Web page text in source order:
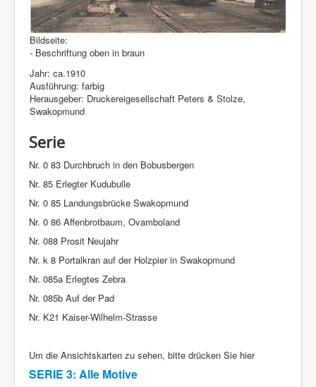
Bildseite:
- Beschriftung oben in braun
Jahr: ca.1910
Ausführung: farbig
Herausgeber: Druckereigesellschaft Peters & Stolze,
Swakopmund
Serie
Nr. 0 83 Durchbruch in den Bobusbergen
Nr. 85 Erlegter Kudubulle
Nr. 0 85 Landungsbrücke Swakopmund
Nr. 0 86 Affenbrotbaum, Ovamboland
Nr. 088 Prosit Neujahr
Nr. k 8 Portalkran auf der Holzpier in Swakopmund
Nr. 085a Erlegtes Zebra
Nr. 085b Auf der Pad
Nr. K21 Kaiser-Wilhelm-Strasse
Um die Ansichtskarten zu sehen, bitte drücken Sie hier
SERIE 3: Alle Motive